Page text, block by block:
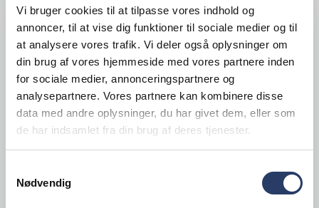
Vi bruger cookies til at tilpasse vores indhold og
annoncer, til at vise dig funktioner til sociale medier og til
at analysere vores trafik. Vi deler også oplysninger om
din brug af vores hjemmeside med vores partnere inden
for sociale medier, annonceringspartnere og
analysepartnere. Vores partnere kan kombinere disse
data med andre oplysninger, du har givet dem, eller som
de har indsamlet fra din brug af deres tjenester.
Nødvendig